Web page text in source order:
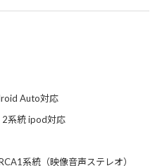
Auto対応
2系統 ipod対応
系統（映像音声ステレオ）